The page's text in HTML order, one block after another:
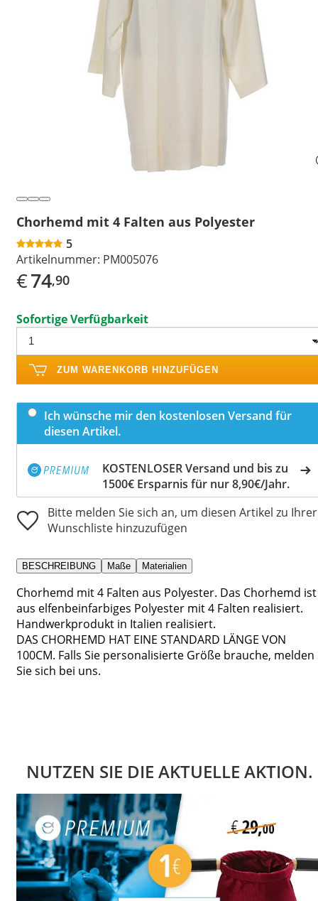
Chorhemd mit 4 Falten aus Polyester
5
Artikelnummer: PM005076
€74,90
Sofortige Verfügbarkeit
ZUM WARENKORB HINZUFÜGEN
Ich wünsche mir den kostenlosen Versand für
diesen Artikel.
KOSTENLOSER Versand und bis zu
1500€ Ersparnis für nur 8,90€/Jahr.
Bitte melden Sie sich an, um diesen Artikel zu Ihrer
Wunschliste hinzuzufügen
BESCHREIBUNG Maße Materialien
Chorhemd mit 4 Falten aus Polyester. Das Chorhemd ist
aus elfenbeinfarbiges Polyester mit 4 Falten realisiert.
Handwerkprodukt in Italien realisiert.
DAS CHORHEMD HAT EINE STANDARD LÄNGE VON
100CM. Falls Sie personalisierte Größe brauche, melden
Sie sich bei uns.
NUTZEN SIE DIE AKTUELLE AKTION.